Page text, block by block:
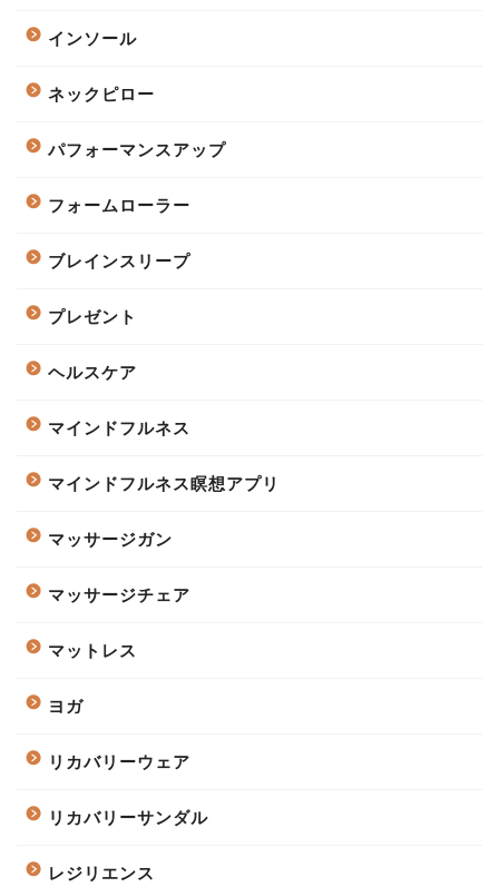
インソール
ネックピロー
パフォーマンスアップ
フォームローラー
ブレインスリープ
プレゼント
ヘルスケア
マインドフルネス
マインドフルネス瞑想アプリ
マッサージガン
マッサージチェア
マットレス
ヨガ
リカバリーウェア
リカバリーサンダル
レジリエンス